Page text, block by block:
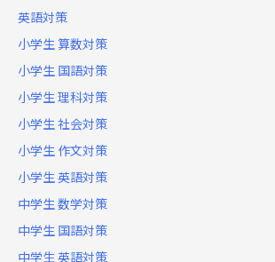
英語対策
小学生 算数対策
小学生 国語対策
小学生 理科対策
小学生 社会対策
小学生 作文対策
小学生 英語対策
中学生 数学対策
中学生 国語対策
中学生 英語対策